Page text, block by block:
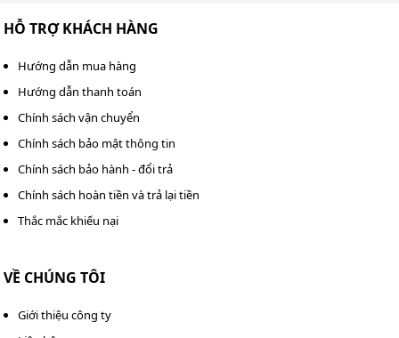
được tin tưởng sử dụng để:
Rửa xe máy, xe đạp, ô tô,…
Phun xịt các vết bùn đất, rong rêu trên sân, tường
nhà.
Điều chỉnh tia nước để tưới cây, thậm chí là tắm cho
thú cưng.
Phun rửa chuồng trại quy mô nhỏ.
Máy rửa xe gia đình tại nhà Kumisai KMS 1600
thể cân nhắc. Mọi thông tin cần hỗ trợ, quý vị vui lòng
HỖ TRỢ KHÁCH HÀNG
Hướng dẫn mua hàng
Hướng dẫn thanh toán
Chính sách vận chuyển
Chính sách bảo mật thông tin
Chính sách bảo hành - đổi trả
Chính sách hoàn tiền và trả lại tiền
Thắc mắc khiếu nại
VỀ CHÚNG TÔI
Giới thiệu công ty